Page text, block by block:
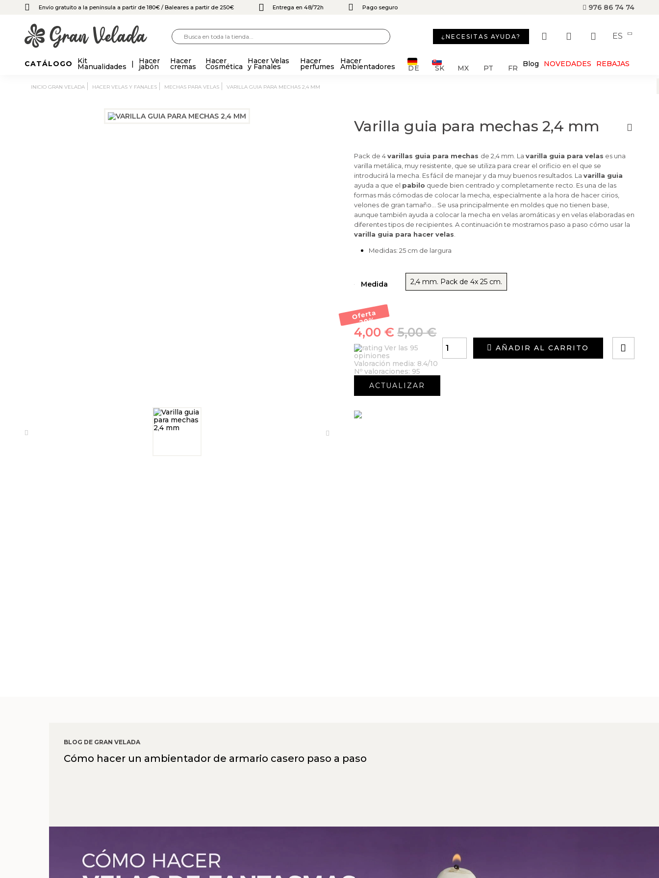
Envío gratuito a la península a partir de 180€ / Baleares a partir de 250€ Entrega en 48/72h Pago seguro 976 86 74 74
¿NECESITAS AYUDA? ES
CATÁLOGO Kit
Manualidades
Hacer
jabón
Hacer
cremas
Hacer
Cosmética
Hacer Velas
y Fanales
Hacer
perfumes
Hacer
Ambientadores DE SK MX PT FR Blog NOVEDADES REBAJAS
INICIO GRAN VELADA HACER VELAS Y FANALES MECHAS PARA VELAS VARILLA GUIA PARA MECHAS 2,4 MM
Varilla guia para mechas 2,4 mm
Pack de 4varillas guia para mechas de 2,4 mm. La varilla guia para velas es una
varilla metálica, muy resistente, que se utiliza para crear el orificio en el que se
introducirá la mecha. Es fácil de manejar y da muy buenos resultados. La varilla guia
ayuda a que el pabilo quede bien centrado y completamente recto. Es una de las
formas más cómodas de colocar la mecha, especialmente a la hora de hacer cirios,
velones de gran tamaño… Se usa principalmente en moldes que no tienen base,
aunque también ayuda a colocar la mecha en velas aromáticas y en velas elaboradas en
diferentes tipos de recipientes. A continuación te mostramos paso a paso cómo usar la
varilla guia para hacer velas
Medidas: 25 cm de largura
Medida 2,4 mm. Pack de 4x 25 cm.
Oferta
-20
%
5,00 €
4,00 €
Ver las 95
opiniones
Valoración media: 8.4/10
Nº valoraciones: 95
AÑADIR AL CARRITO
BLOG DE GRAN VELADA
Cómo hacer un ambientador de armario casero paso a paso